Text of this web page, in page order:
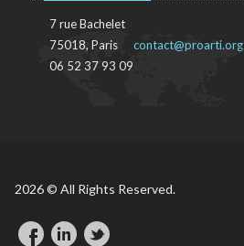
7 rue Bachelet
75018, Paris
06 52 37 93 09
contact@proarti.org
2026 © All Rights Reserved.